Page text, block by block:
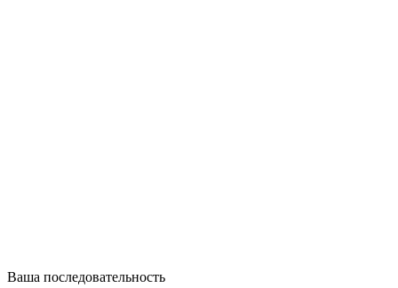
Ваша последовательность